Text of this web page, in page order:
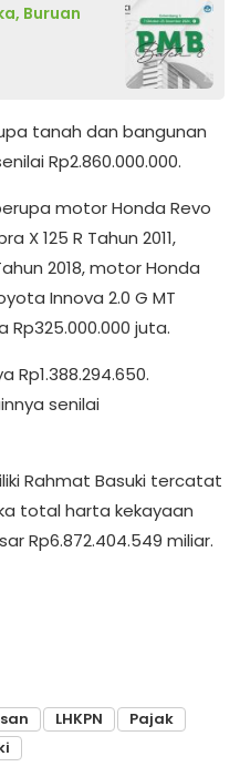
Buruan
tanah dan bangunan
Rp2.860.000.000.
motor Honda Revo
X 125 R Tahun 2011,
2018, motor Honda
Innova 2.0 G MT
Rp325.000.000 juta.
Rp1.388.294.650.
senilai
Rahmat Basuki tercatat
total harta kekayaan
Rp6.872.404.549 miliar.
LHKPN
Pajak